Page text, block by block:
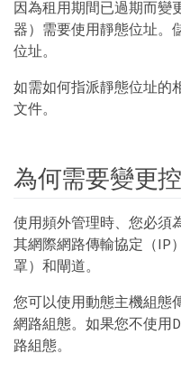
因為租用期間已過期而變
器）需要使用靜態位址。
位址。
如需如何指派靜態位址的
文件。
為何需要變更
使用頻外管理時、您必須
其網際網路傳輸協定（IP
罩）和閘道。
您可以使用動態主機組態
網路組態。如果您不使用
路組態。